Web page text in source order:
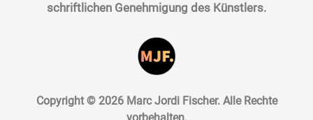
schriftlichen Genehmigung des Künstlers.
Copyright © 2026 Marc Jordi Fischer. Alle Rechte